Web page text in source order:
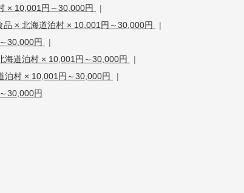
× 10,001円～30,000円
|
品 × 北海道泊村 × 10,001円～30,000円
|
30,000円
|
海道泊村 × 10,001円～30,000円
|
泊村 × 10,001円～30,000円
|
30,000円